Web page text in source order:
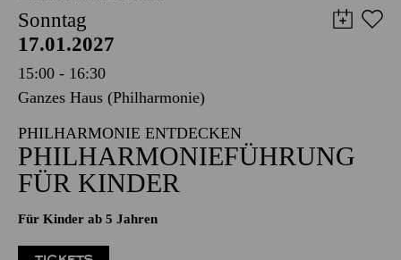
PHILHARMONIE ESSEN
Sonntag
17.01.2027
15:00 - 16:30
Ganzes Haus (Philharmonie)
PHILHARMONIE ENTDECKEN
PHILHARMONIE­FÜHRUNG